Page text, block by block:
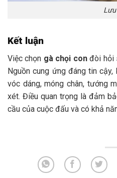
Kết luận
Việc chọn gà chọi conđòi hỏi
Nguồn cung ứng đáng tin
vóc dáng, móng chân, tướng
xét. Điều quan trọng là đảm
cầu của cuộc đấu và có khả